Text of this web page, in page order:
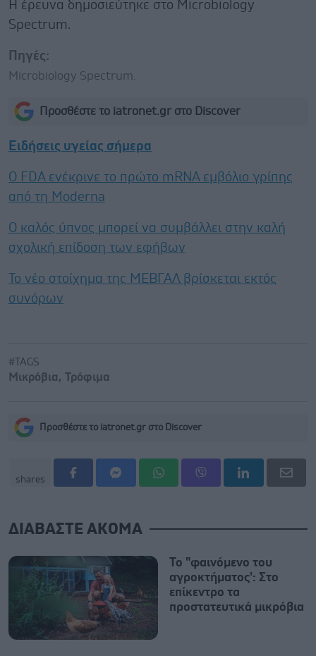
Η έρευνα δημοσιεύτηκε στο Microbiology
Spectrum.
Πηγές:
Microbiology Spectrum.
Προσθέστε το iatronet.gr στο Discover
Ειδήσεις υγείας σήμερα
Ο FDA ενέκρινε το πρώτο mRNA εμβόλιο γρίπης
από τη Moderna
Ο καλός ύπνος μπορεί να συμβάλλει στην καλή
σχολική επίδοση των εφήβων
Το νέο στοίχημα της ΜΕΒΓΑΛ βρίσκεται εκτός
συνόρων
#TAGS
Μικρόβια, Τρόφιμα
Προσθέστε το iatronet.gr στο Discover
shares
ΔΙΑΒΑΣΤΕ ΑΚΟΜΑ
Το "φαινόμενο του
αγροκτήματος': Στο
επίκεντρο τα
προστατευτικά μικρόβια